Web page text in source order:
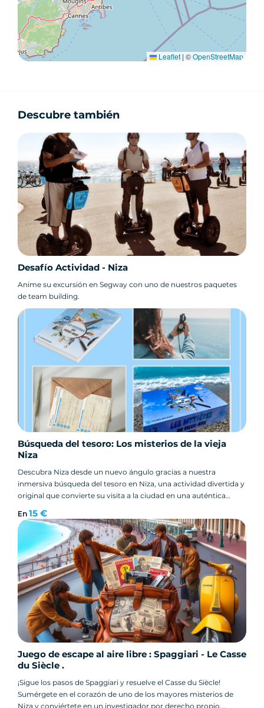
Anotáis vuestras respuestas en la ficha que se
os proporciona
Al finalizar la actividad, introduciréis vuestra
ficha en el sobre previsto para ello
para visitar Niza?
La yincana es una de las mejores formas de
descubrir Niza de otra manera:
Visita activa y participativa
Descubrimiento lúdico del patrimonio
Una experiencia inmersiva y memorable
Actividad accesible para todos
Una alternativa original a las visitas guiadas
clásicas
Es una forma ideal de explorar el casco antiguo
de Niza mientras te diviertes y aprendes.
Información clave – Yincana
en Niza
📍 Lugar: centro histórico de Niza / Casco
antiguo de Niza
👥 Actividad en grupo o por equipos
⏱️ Duración: variable según vuestro ritmo
🧠 Nivel: apto para todos
🎯 Objetivo: resolver los acertijos y alzarse con
la victoria
¿Listos para la aventura?
Tanto si sois aficionados a los juegos, como si
sentís curiosidad por el patrimonio o
simplemente buscáis unaactividad original en
Niza, esta yincana está hecha para vosotros.
¡En sus marcas, listos… ¡explora Niza de otra
manera!
Leaflet | ©OpenStreetMap
Descubre también
Desafío Actividad - Niza
Anime su excursión en Segway con uno de nuestros paquetes
de team building.
Búsqueda del tesoro: Los misterios de la vieja
Niza
Descubra Niza desde un nuevo ángulo gracias a nuestra
inmersiva búsqueda del tesoro en Niza, una actividad divertida y
original que convierte su visita a la ciudad en una auténtica
En 15 €
Juego de escape al aire libre : Spaggiari - Le Casse
du Siècle .
¡Sigue los pasos de Spaggiari y resuelve el Casse du Siècle!
Sumérgete en el corazón de uno de los mayores misterios de
Niza y conviértete en un investigador por derecho propio.